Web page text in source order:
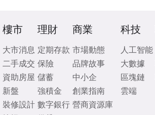
樓市
大市消息
二手成交
資助房屋
新盤
裝修設計
理財
定期存款
保險
儲蓄
強積金
數字銀行
商業
市場動態
品牌故事
中小企
創業指南
營商資源庫
科技
人工智能
大數據
區塊鏈
雲端